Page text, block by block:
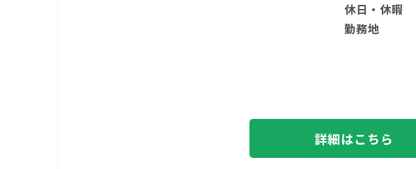
休日・休暇
勤務地
詳細はこちら